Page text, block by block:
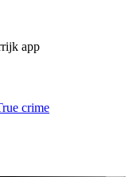
app
crime